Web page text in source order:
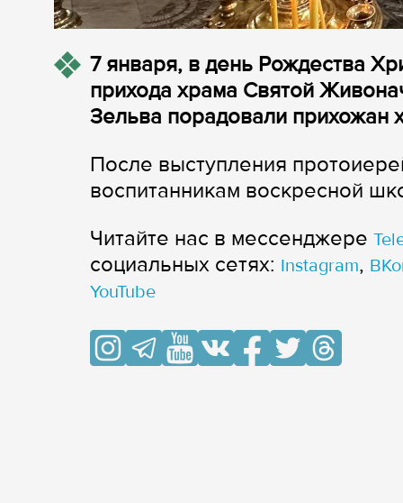
7 января, в день Рождества
прихода храма Святой
Зельва порадовали прихожан
После выступления
воспитанникам воскресной
Читайте нас в мессенджере
cоциальных сетях: Instagram,
YouTube